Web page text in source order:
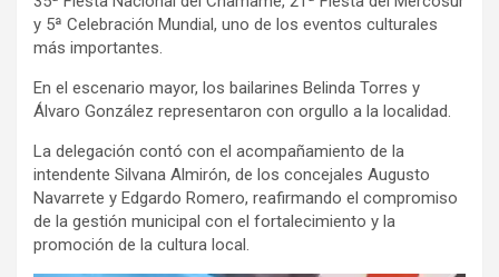
y 5ª Celebración Mundial, uno de los eventos culturales
más importantes.
En el escenario mayor, los bailarines Belinda Torres y
Álvaro González representaron con orgullo a la localidad.
La delegación contó con el acompañamiento de la
intendente Silvana Almirón, de los concejales Augusto
Navarrete y Edgardo Romero, reafirmando el compromiso
de la gestión municipal con el fortalecimiento y la
promoción de la cultura local.